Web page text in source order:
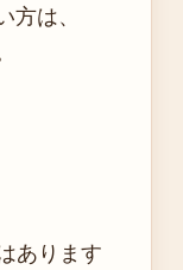
は、
あります